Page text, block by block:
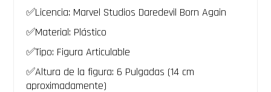
✅Licencia: Marvel Studios Daredevil Born Again
✅Material: Plástico
✅Tipo: Figura Articulable
✅Altura de la figura: 6 Pulgadas (14 cm
aproximadamente)